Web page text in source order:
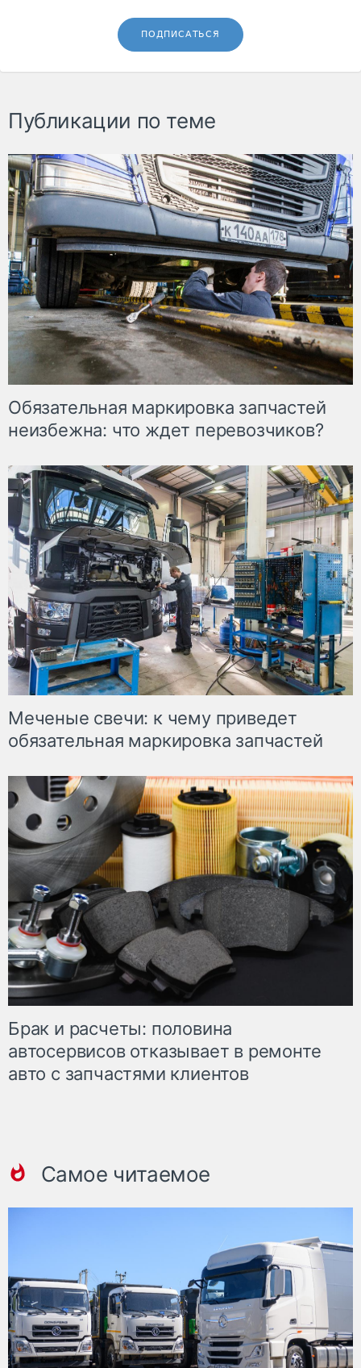
ПОДПИСАТЬСЯ
Публикации по теме
Обязательная маркировка запчастей
неизбежна: что ждет перевозчиков?
Меченые свечи: к чему приведет
обязательная маркировка запчастей
Брак и расчеты: половина
автосервисов отказывает в ремонте
авто с запчастями клиентов
Самое читаемое